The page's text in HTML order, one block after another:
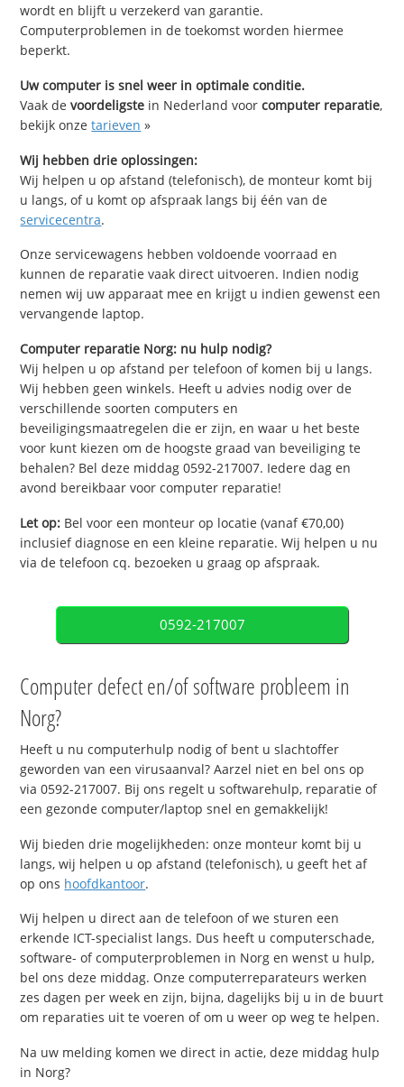
wordt en blijft u verzekerd van garantie.
Computerproblemen in de toekomst worden hiermee
beperkt.
Uw computer is snel weer in optimale conditie.
Vaak devoordeligste in Nederland voorcomputer reparatie,
bekijk onzetarieven »
Wij hebben drie oplossingen:
Wij helpen u op afstand (telefonisch), de monteur komt bij
u langs, of u komt op afspraak langs bij één van de
servicecentra.
Onze servicewagens hebben voldoende voorraad en
kunnen de reparatie vaak direct uitvoeren. Indien nodig
nemen wij uw apparaat mee en krijgt u indien gewenst een
vervangende laptop.
Computer reparatie Norg: nu hulp nodig?
Wij helpen u op afstand per telefoon of komen bij u langs.
Wij hebben geen winkels. Heeft u advies nodig over de
verschillende soorten computers en
beveiligingsmaatregelen die er zijn, en waar u het beste
voor kunt kiezen om de hoogste graad van beveiliging te
behalen? Bel deze middag 0592-217007. Iedere dag en
avond bereikbaar voor computer reparatie!
Let op: Bel voor een monteur op locatie (vanaf €70,00)
inclusief diagnose en een kleine reparatie. Wij helpen u nu
via de telefoon cq. bezoeken u graag op afspraak.
0592-217007
Computer defect en/of software probleem in
Norg?
Heeft u nu computerhulp nodig of bent u slachtoffer
geworden van een virusaanval? Aarzel niet en bel ons op
via 0592-217007. Bij ons regelt u softwarehulp, reparatie of
een gezonde computer/laptop snel en gemakkelijk!
Wij bieden drie mogelijkheden: onze monteur komt bij u
langs, wij helpen u op afstand (telefonisch), u geeft het af
op ons hoofdkantoor.
Wij helpen u direct aan de telefoon of we sturen een
erkende ICT-specialist langs. Dus heeft u computerschade,
software- of computerproblemen in Norg en wenst u hulp,
bel ons deze middag. Onze computerreparateurs werken
zes dagen per week en zijn, bijna, dagelijks bij u in de buurt
om reparaties uit te voeren of om u weer op weg te helpen.
Na uw melding komen we direct in actie, deze middag hulp
in Norg?